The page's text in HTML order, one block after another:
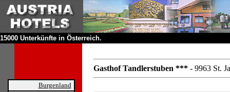
15000 Unterkünfte in Österreich.
Burgenland
Gasthof Tandlerstuben *** - 9963 St.